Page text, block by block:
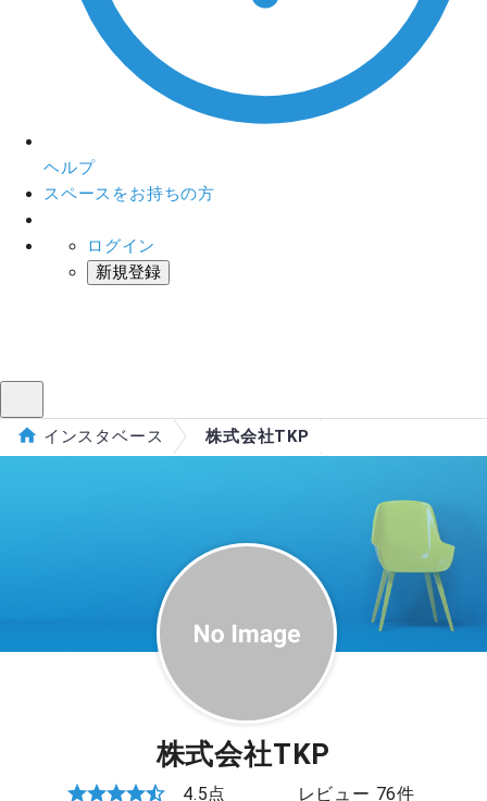
ヘルプ
スペースをお持ちの方
ログイン
新規登録
インスタベース 株式会社TKP
株式会社TKP
4.5点 レビュー 76件